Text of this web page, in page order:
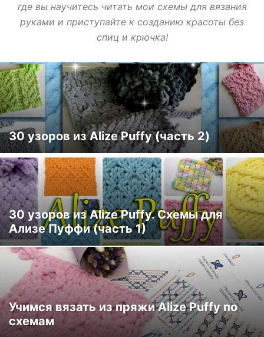
где вы научитесь читать мои схемы для вязания
руками и приступайте к созданию красоты без
спиц и крючка!
30 узоров из Alize Puffy (часть 2)
30 узоров из Alize Puffy. Схемы для
Ализе Пуффи (часть 1)
Учимся вязать из пряжи Alize Puffy по
схемам